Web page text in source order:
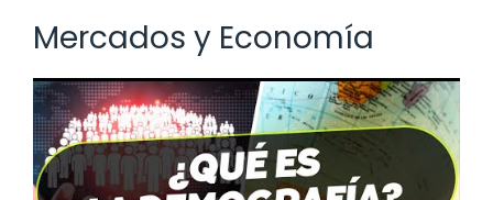
Mercados y Economía